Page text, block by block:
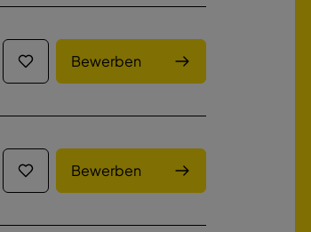
Bewerben
Bewerben